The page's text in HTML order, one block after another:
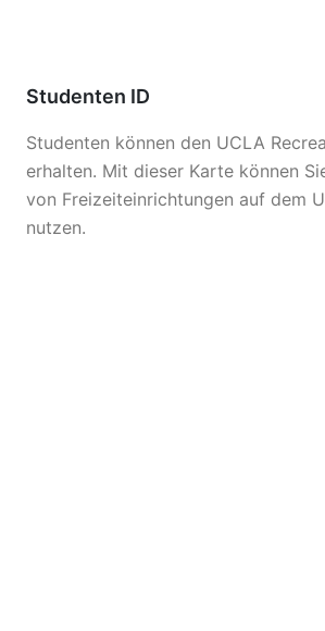
Studenten ID
Studenten können den UCLA
erhalten. Mit dieser Karte können
von Freizeiteinrichtungen auf dem
nutzen.